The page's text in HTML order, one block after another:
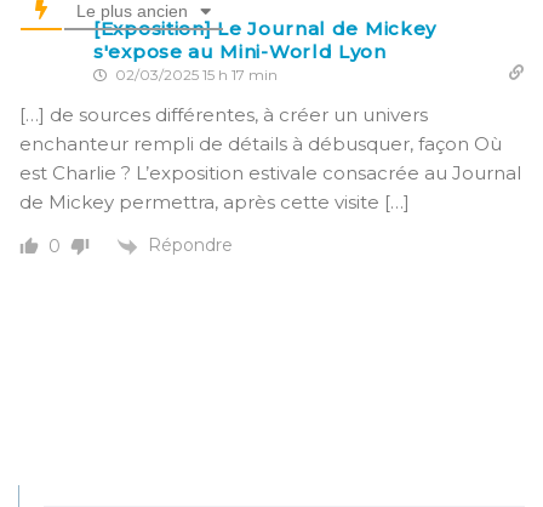
Le plus ancien
[Exposition] Le Journal de Mickey
s'expose au Mini-World Lyon
02/03/2025 15 h 17 min
[…] de sources différentes, à créer un univers
enchanteur rempli de détails à débusquer, façon Où
est Charlie ? L’exposition estivale consacrée au Journal
de Mickey permettra, après cette visite […]
0 Répondre